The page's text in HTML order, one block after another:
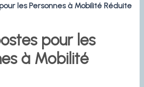
les Personnes à Mobilité Réduite
pour les
à Mobilité